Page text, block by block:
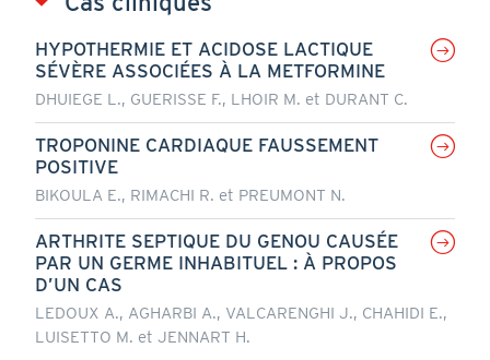
HYPOTHERMIE ET ACIDOSE LACTIQUE
SÉVÈRE ASSOCIÉES À LA METFORMINE
DHUIEGE L., GUERISSE F., LHOIR M. et DURANT C.
TROPONINE CARDIAQUE FAUSSEMENT
POSITIVE
BIKOULA E., RIMACHI R. et PREUMONT N.
ARTHRITE SEPTIQUE DU GENOU CAUSÉE
PAR UN GERME INHABITUEL : À PROPOS
D’UN CAS
LEDOUX A., AGHARBI A., VALCARENGHI J., CHAHIDI E.,
LUISETTO M. et JENNART H.